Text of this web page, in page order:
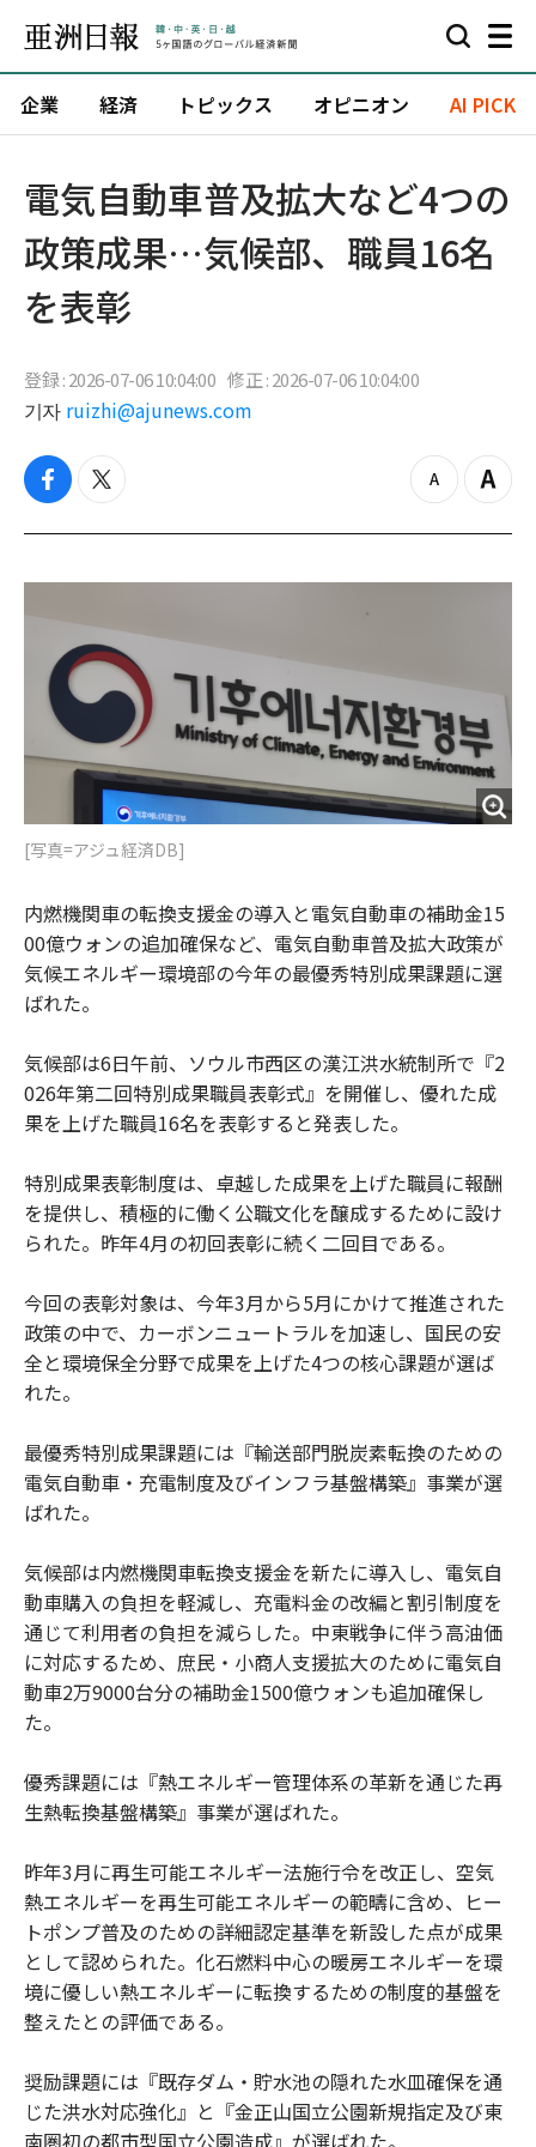
企業 経済 トピックス オピニオン AI PICK
電気自動車普及拡大など4つの
政策成果…気候部、職員16名
を表彰
登録 : 2026-07-06 10:04:00 修正 : 2026-07-06 10:04:00
기자 ruizhi@ajunews.com
f
c
b
t
i
t
r
z
o
o
Z
o
i
[写真=アジュ経済DB]
内燃機関車の転換支援金の導入と電気自動車の補助金15
00億ウォンの追加確保など、電気自動車普及拡大政策が
気候エネルギー環境部の今年の最優秀特別成果課題に選
ばれた。
気候部は6日午前、ソウル市西区の漢江洪水統制所で『2
026年第二回特別成果職員表彰式』を開催し、優れた成
果を上げた職員16名を表彰すると発表した。
特別成果表彰制度は、卓越した成果を上げた職員に報酬
を提供し、積極的に働く公職文化を醸成するために設け
られた。昨年4月の初回表彰に続く二回目である。
今回の表彰対象は、今年3月から5月にかけて推進された
政策の中で、カーボンニュートラルを加速し、国民の安
全と環境保全分野で成果を上げた4つの核心課題が選ば
れた。
最優秀特別成果課題には『輸送部門脱炭素転換のための
電気自動車・充電制度及びインフラ基盤構築』事業が選
ばれた。
気候部は内燃機関車転換支援金を新たに導入し、電気自
動車購入の負担を軽減し、充電料金の改編と割引制度を
通じて利用者の負担を減らした。中東戦争に伴う高油価
に対応するため、庶民・小商人支援拡大のために電気自
動車2万9000台分の補助金1500億ウォンも追加確保し
た。
優秀課題には『熱エネルギー管理体系の革新を通じた再
生熱転換基盤構築』事業が選ばれた。
昨年3月に再生可能エネルギー法施行令を改正し、空気
熱エネルギーを再生可能エネルギーの範疇に含め、ヒー
トポンプ普及のための詳細認定基準を新設した点が成果
として認められた。化石燃料中心の暖房エネルギーを環
境に優しい熱エネルギーに転換するための制度的基盤を
整えたとの評価である。
奨励課題には『既存ダム・貯水池の隠れた水皿確保を通
じた洪水対応強化』と『金正山国立公園新規指定及び東
南圏初の都市型国立公園造成』が選ばれた。